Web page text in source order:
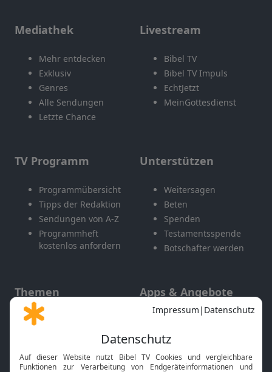
Mediathek
Mehr entdecken
Exklusiv
Genres
Alle Sendungen
Letzte Chance
Livestream
Bibel TV
Bibel TV Impuls
EchtJetzt
MeinGottesdienst
TV Programm
Programmübersicht
Tipps der Redaktion
Sendungen von A-Z
Programmheft
kostenlos anfordern
Unterstützen
Weitersagen
Beten
Spenden
Testamentsspende
Botschafter werden
Themen
Gott und Bibel erklärt
Neuigkeiten
Apps & Angebote
Mobile App
Smart TV